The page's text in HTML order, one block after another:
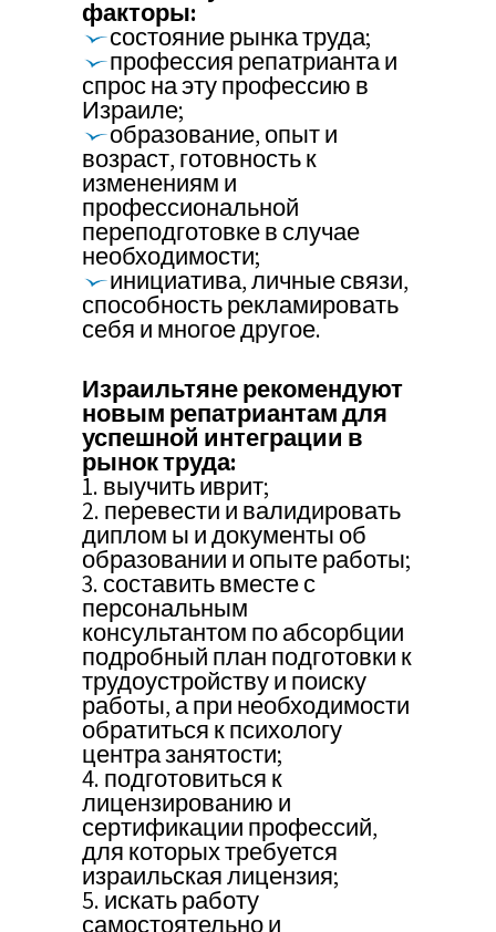
факторы:
состояние рынка труда;
профессия репатрианта и
спрос на эту профессию в
Израиле;
образование, опыт и
возраст, готовность к
изменениям и
профессиональной
переподготовке в случае
необходимости;
инициатива, личные связи,
способность рекламировать
себя и многое другое.
Израильтяне рекомендуют
новым репатриантам для
успешной интеграции в
рынок труда:
1. выучить иврит;
2. перевести и валидировать
диплом ы и документы об
образовании и опыте работы;
3. составить вместе с
персональным
консультантом по абсорбции
подробный план подготовки к
трудоустройству и поиску
работы, а при необходимости
обратиться к психологу
центра занятости;
4. подготовиться к
лицензированию и
сертификации профессий,
для которых требуется
израильская лицензия;
5. искать работу
самостоятельно и